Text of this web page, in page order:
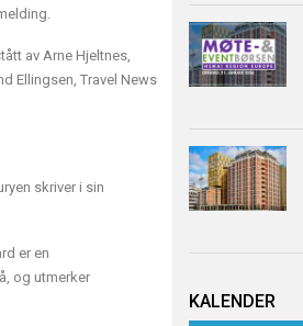
av Arne Hjeltnes,
Ellingsen, Travel News
skriver i sin
er en
og utmerker
KALENDER